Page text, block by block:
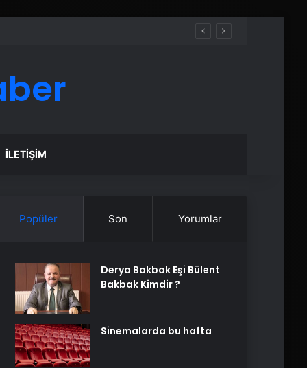
İLETIŞIM
Popüler Son Yorumlar
Derya Bakbak Eşi Bülent
Bakbak Kimdir ?
Sinemalarda bu hafta